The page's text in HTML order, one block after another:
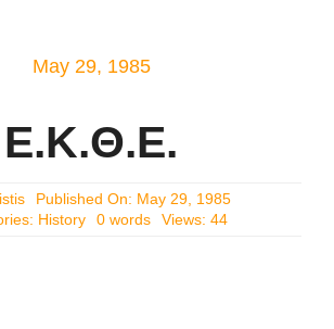
May 29, 1985
Ε.Κ.Θ.Ε.
Published On: May 29, 1985
History 0 words Views: 44